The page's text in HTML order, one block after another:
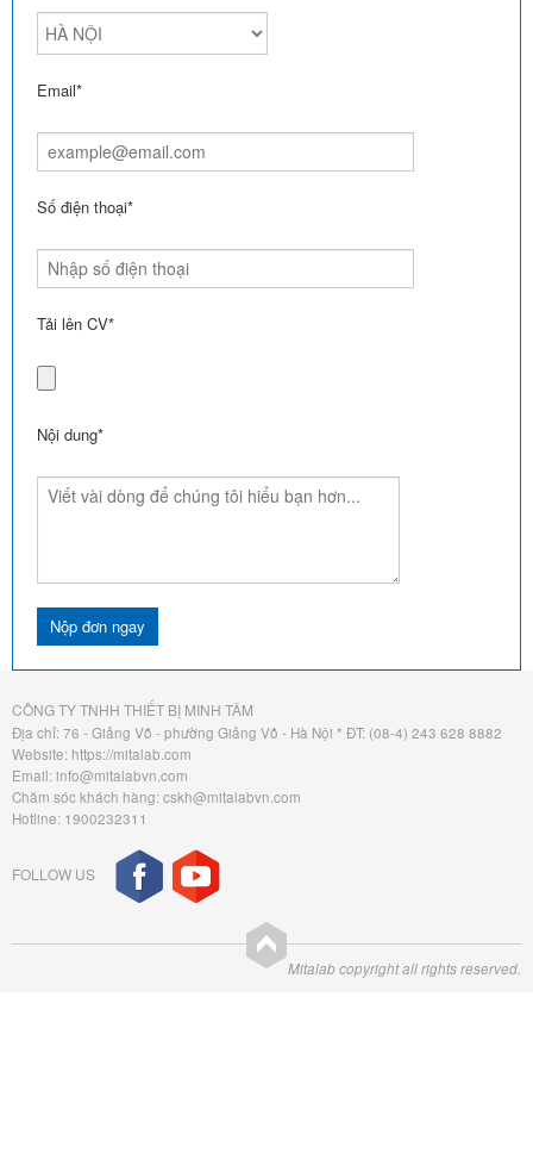
Email*
Số điện thoại*
Tải lên CV*
Nội dung*
CÔNG TY TNHH THIẾT BỊ MINH TÂM
Địa chỉ: 76 - Giảng Võ - phường Giảng Võ - Hà Nội * ĐT: (08-4) 243 628 8882
Website: https://mitalab.com
Email: info@mitalabvn.com
Chăm sóc khách hàng: cskh@mitalabvn.com
Hotline: 1900232311
FOLLOW US
Mitalab copyright all rights reserved.